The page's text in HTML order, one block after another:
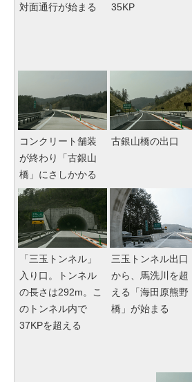
対面通行が始まる 35KP
コンクリート舗装
が終わり「古銀山
橋」にさしかかる
古銀山橋の出口
「三玉トンネル」
入り口。トンネル
の長さは292m。こ
のトンネル内で
37KPを超える
三玉トンネル出口
から、馬洗川を超
える「海田原熊野
橋」が始まる